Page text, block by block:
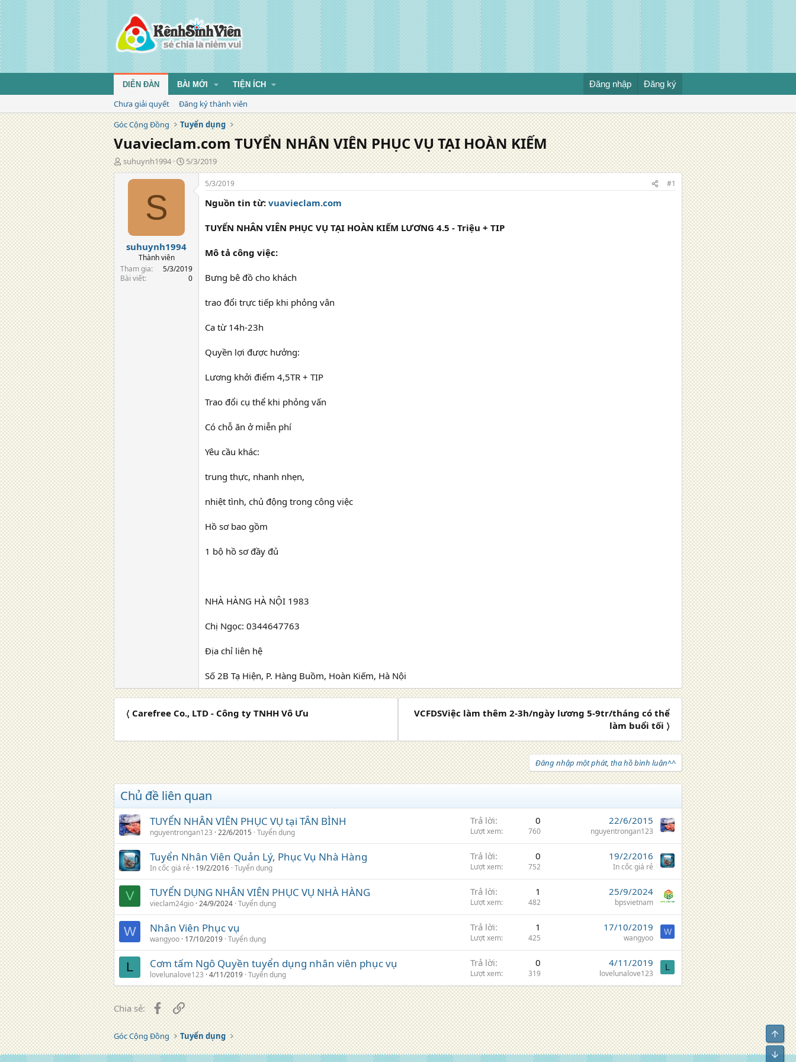
DIỄN ĐÀN BÀI MỚI TIỆN ÍCH Đăng nhập Đăng ký
Chưa giải quyết
Đăng ký thành viên
Góc Cộng Đồng
Tuyển dụng
Vuavieclam.com TUYỂN NHÂN VIÊN PHỤC VỤ TẠI HOÀN KIẾM
T
á
suhuynh1994
N
g
5/3/2019
S
suhuynh1994
Thành viên
Tham gia
5/3/2019
Bài viết
0
5/3/2019 #1
Nguồn tin từ: vuavieclam.com
TUYỂN NHÂN VIÊN PHỤC VỤ TẠI HOÀN KIẾM LƯƠNG 4.5 - Triệu + TIP
Mô tả công việc:
Bưng bê đồ cho khách
trao đổi trực tiếp khi phỏng vân
Ca từ 14h-23h
Quyền lợi được hưởng:
Lương khởi điểm 4,5TR + TIP
Trao đổi cụ thể khi phỏng vấn
Có chỗ ăn ở miễn phí
Yêu cầu khác:
trung thực, nhanh nhẹn,
nhiệt tình, chủ động trong công việc
Hồ sơ bao gồm
1 bộ hồ sơ đầy đủ
NHÀ HÀNG HÀ NỘI 1983
Chị Ngọc: 0344647763
Địa chỉ liên hệ
Số 2B Tạ Hiện, P. Hàng Buồm, Hoàn Kiếm, Hà Nội
〈 Carefree Co., LTD - Công ty TNHH Vô Ưu
VCFDSViệc làm thêm 2-3h/ngày lương 5-9tr/tháng có thể
làm buổi tối 〉
Đăng nhập một phát, tha hồ bình luận^^
Chủ đề liên quan
TUYỂN NHÂN VIÊN PHỤC VỤ tại TÂN BÌNH
nguyentrongan123 22/6/2015 Tuyển dụng
Trả lời 0
Lượt xem 760
22/6/2015
nguyentrongan123
Tuyển Nhân Viên Quản Lý, Phục Vụ Nhà Hàng
In cốc giá rẻ 19/2/2016 Tuyển dụng
Trả lời 0
Lượt xem 752
19/2/2016
In cốc giá rẻ
V TUYỂN DỤNG NHÂN VIÊN PHỤC VỤ NHÀ HÀNG
vieclam24gio 24/9/2024 Tuyển dụng
Trả lời 1
Lượt xem 482
25/9/2024
bpsvietnam
W Nhân Viên Phục vụ
wangyoo 17/10/2019 Tuyển dụng
Trả lời 1
Lượt xem 425
17/10/2019
wangyoo
W
L Cơm tấm Ngô Quyền tuyển dụng nhân viên phục vụ
lovelunalove123 4/11/2019 Tuyển dụng
Trả lời 0
Lượt xem 319
4/11/2019
lovelunalove123
L
Chia sẻ: Facebook
Liên kết
Góc Cộng Đồng Tuyển dụng
Top